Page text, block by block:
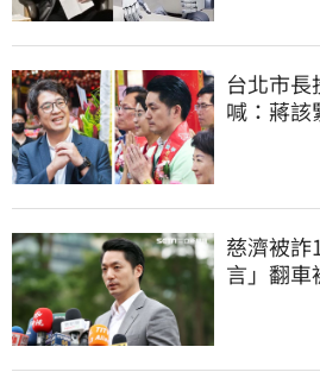
台北市長
喊：蔣該
慈濟被詐
言」翻車